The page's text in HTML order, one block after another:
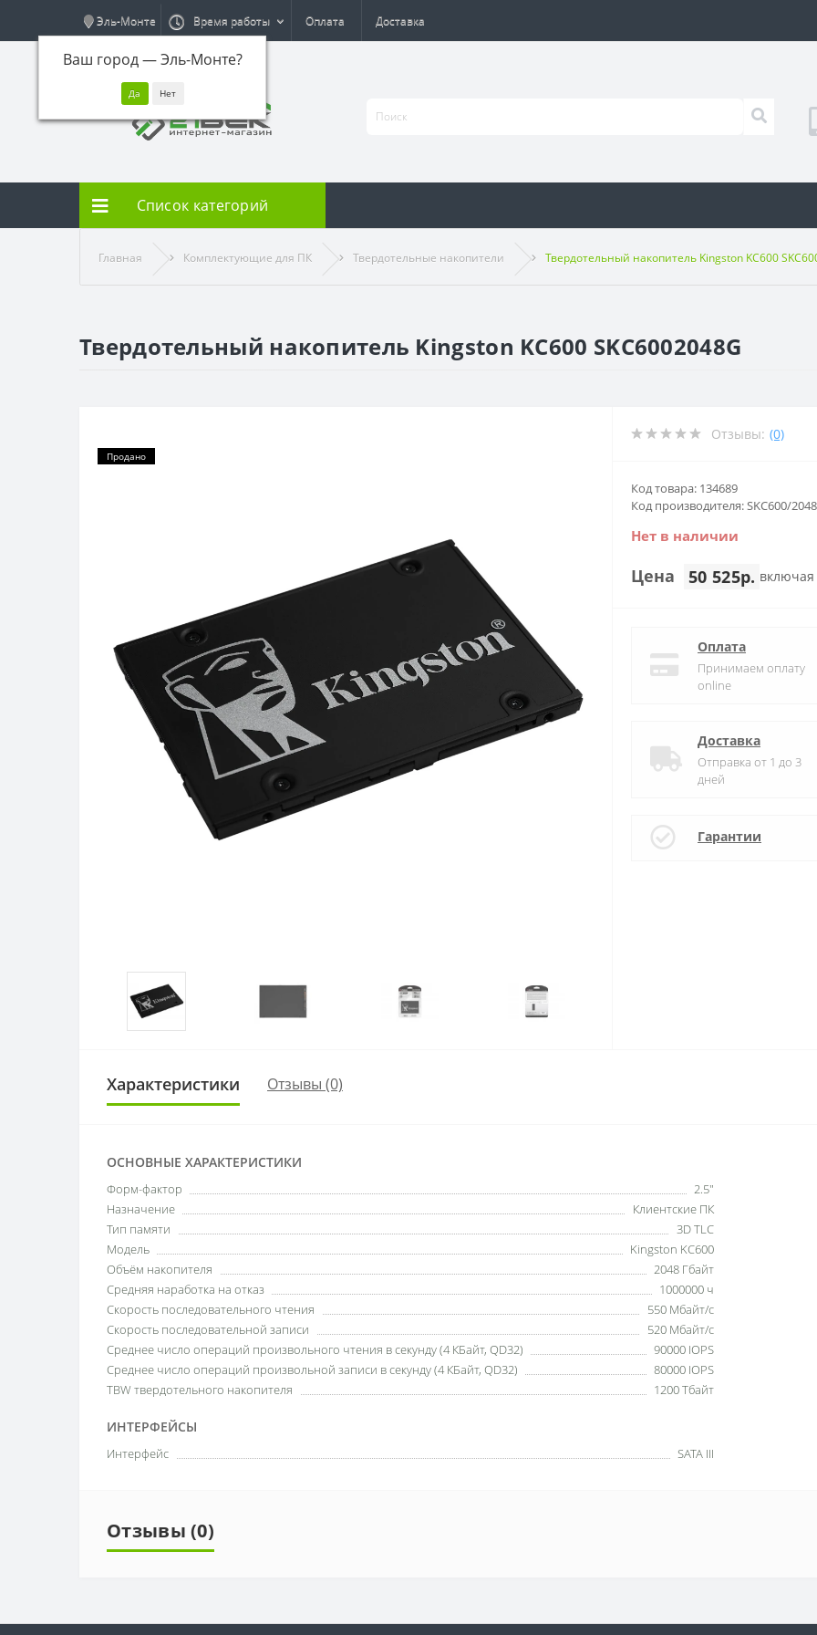
Эль-Монте
Ваш город —Эль-Монте?
Время работы Оплата Доставка
Список категорий
Главная Комплектующие для ПК Твердотельные накопители Твердотельный накопитель Kingston KC600
Твердотельный накопитель Kingston KC600 SKC6002048G
Продано
Отзывы: (0)
Код товара: 134689
Код производителя: SKC600/
Нет в наличии
Цена 50 525р.
Оплата
Принимаем оплату
online
Доставка
Отправка от 1 до 3
дней
Гарантии
Характеристики Отзывы (0)
ОСНОВНЫЕ ХАРАКТЕРИСТИКИ
Форм-фактор
2.5"
Назначение
Клиентские ПК
Тип памяти
3D TLC
Модель
Kingston KC600
Объём накопителя
2048 Гбайт
Средняя наработка на отказ
1000000 ч
Скорость последовательного чтения
550 Мбайт/c
Скорость последовательной записи
520 Мбайт/c
Среднее число операций произвольного чтения в секунду (4 КБайт, QD32)
90000 IOPS
Среднее число операций произвольной записи в секунду (4 КБайт, QD32)
80000 IOPS
TBW твердотельного накопителя
1200 Тбайт
ИНТЕРФЕЙСЫ
Интерфейс SATA III
Отзывы (0)